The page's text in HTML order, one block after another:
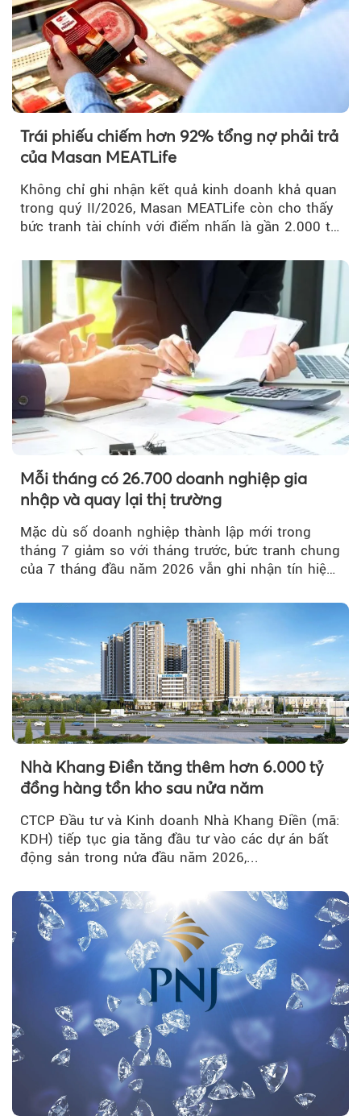
Trái phiếu chiếm hơn 92% tổng nợ phải trả
của Masan MEATLife
Không chỉ ghi nhận kết quả kinh doanh khả quan
trong quý II/2026, Masan MEATLife còn cho thấy
bức tranh tài chính với điểm nhấn là gần 2.000 tỷ
Mỗi tháng có 26.700 doanh nghiệp gia
nhập và quay lại thị trường
Mặc dù số doanh nghiệp thành lập mới trong
tháng 7 giảm so với tháng trước, bức tranh chung
của 7 tháng đầu năm 2026 vẫn ghi nhận tín hiệu
Nhà Khang Điền tăng thêm hơn 6.000 tỷ
đồng hàng tồn kho sau nửa năm
CTCP Đầu tư và Kinh doanh Nhà Khang Điền (mã:
KDH) tiếp tục gia tăng đầu tư vào các dự án bất
động sản trong nửa đầu năm 2026,...